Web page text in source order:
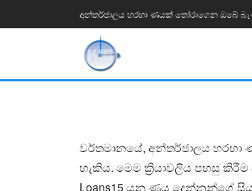
අන්තර්ජාලය හරහා ණයක් තෝරාගෙන ඔබේ
වර්තමානයේ, අන්තර්ජාලය හරහා
හැකිය. මෙම ක්‍රියාවලිය පහසු
Loans15 යනු ණය දෙන්නන්ගේ